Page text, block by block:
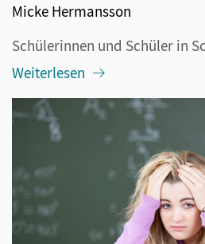
Micke Hermansson
Weiterlesen